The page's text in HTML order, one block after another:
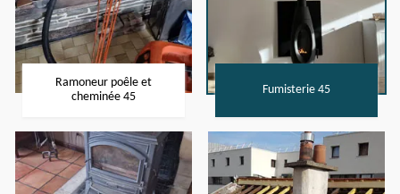
Ramoneur poêle et
cheminée 45
Fumisterie 45